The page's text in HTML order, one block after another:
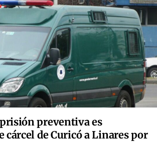
preventiva es
cárcel de Curicó a Linares por